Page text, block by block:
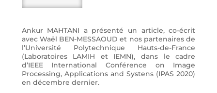
Ankur MAHTANI a présenté un article, co-écrit
avec Waël BEN-MESSAOUD et nos partenaires de
l’Université Polytechnique Hauts-de-France
(Laboratoires LAMIH et IEMN), dans le cadre
d’IEEE International Conférence on Image
Processing, Applications and Systens (IPAS 2020)
en décembre dernier.